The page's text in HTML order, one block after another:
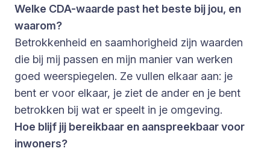
Welke CDA-waarde past het beste bij jou, en
waarom?
Betrokkenheid en saamhorigheid zijn waarden
die bij mij passen en mijn manier van werken
goed weerspiegelen. Ze vullen elkaar aan: je
bent er voor elkaar, je ziet de ander en je bent
betrokken bij wat er speelt in je omgeving.
Hoe blijf jij bereikbaar en aanspreekbaar voor
inwoners?